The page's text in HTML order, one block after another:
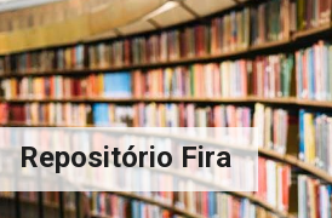
Repositório Fira